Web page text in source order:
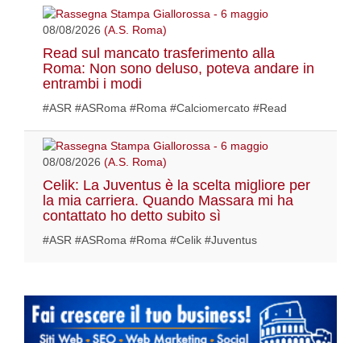
08/08/2026 (A.S. Roma)
Read sul mancato trasferimento alla
Roma: Non sono deluso, poteva andare in
entrambi i modi
#ASR #ASRoma #Roma #Calciomercato #Read
08/08/2026 (A.S. Roma)
Celik: La Juventus è la scelta migliore per
la mia carriera. Quando Massara mi ha
contattato ho detto subito sì
#ASR #ASRoma #Roma #Celik #Juventus